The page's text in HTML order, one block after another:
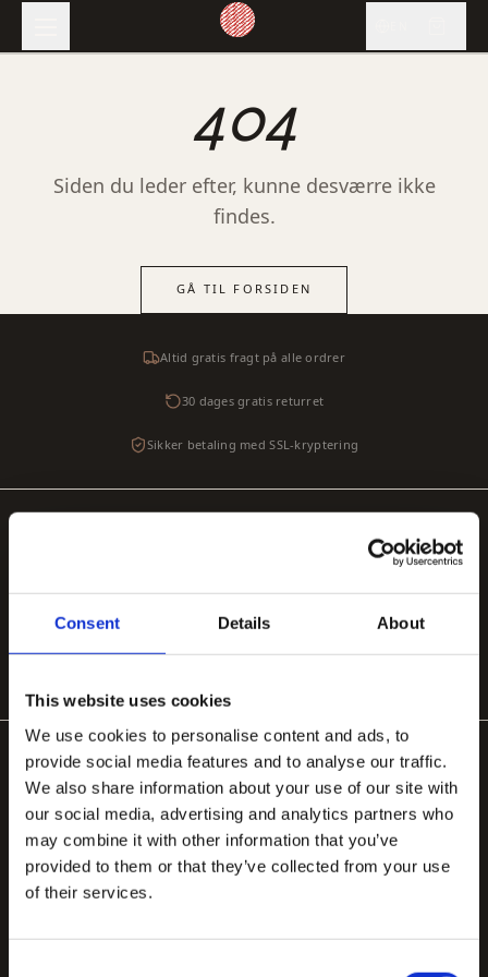
Consent Details About
This website uses cookies
We use cookies to personalise content and ads, to
provide social media features and to analyse our traffic.
We also share information about your use of our site with
our social media, advertising and analytics partners who
may combine it with other information that you’ve
provided to them or that they’ve collected from your use
of their services.
404
Siden du leder efter, kunne desværre ikke
findes.
GÅ TIL FORSIDEN
Altid gratis fragt på alle ordrer
30 dages gratis returret
Sikker betaling med SSL-kryptering
Store tæpper 200×300
Organiske tæpperTæpper til stuenTæppe under spisebord
Håndlavede tæpper designet i København, fremstillet
med stolthed i Bhadohi.